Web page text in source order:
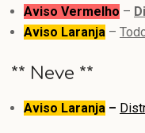
Aviso Vermelho –
Aviso Laranja –
** Neve **
Aviso Laranja –